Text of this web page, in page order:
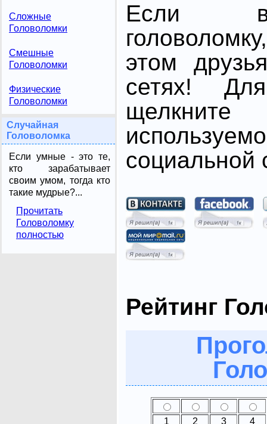
Сложные
Головоломки
Смешные
Головоломки
Физические
Головоломки
Случайная
Головоломка
Если умные - это те,
кто зарабатывает
своим умом, тогда кто
такие мудрые?...
Прочитать
Головоломку
полностью
Если
этом
сетях!
социальной
Рейтинг
1 2 3 4